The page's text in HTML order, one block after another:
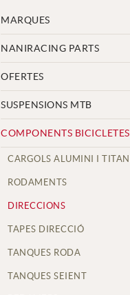
MARQUES
NANIRACING PARTS
OFERTES
SUSPENSIONS MTB
COMPONENTS BICICLETES
CARGOLS ALUMINI I TITANI
RODAMENTS
DIRECCIONS
TAPES DIRECCIÓ
TANQUES RODA
TANQUES SEIENT